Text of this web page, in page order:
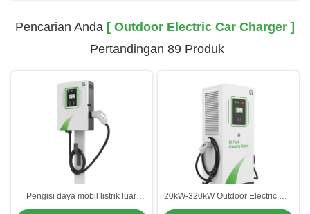
Pencarian Anda [ Outdoor Electric Car Charger ]
Pertandingan 89 Produk
Pengisi daya mobil listrik luar
ruangan yang efisien Stasiun
20kW-320kW Outdoor Electric Car
Charger Dengan Warna yang